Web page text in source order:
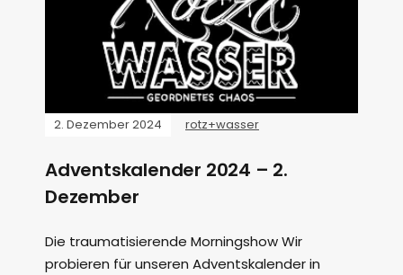
2. Dezember 2024 rotz+wasser
Adventskalender 2024 – 2.
Dezember
Die traumatisierende Morningshow Wir
probieren für unseren Adventskalender in